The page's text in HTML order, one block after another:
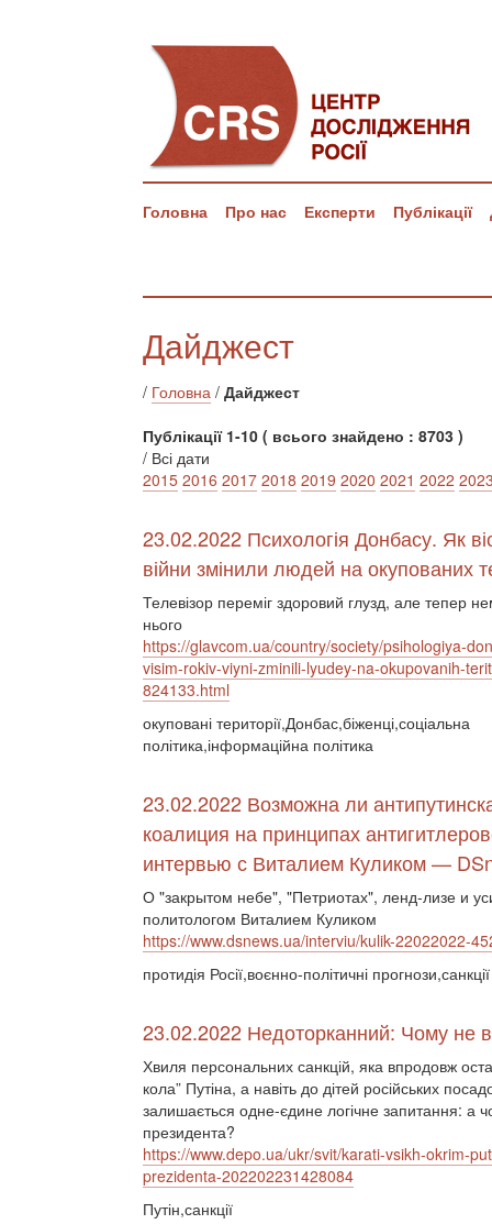
Головна Про нас Експерти Публікації
Дайджест
/ Головна / Дайджест
Публікації 1-10 ( всього знайдено : 8703 )
/ Всі дати
2015 2016 2017 2018 2019 2020 2021 2022
23.02.2022 Психологія Донбасу. Як
війни змінили людей на окупованих
Телевізор переміг здоровий глузд, але тепер
нього
https://glavcom.ua/country/society/psihologiya-
visim-rokiv-viyni-zminili-lyudey-na-okupovanih-
824133.html
окуповані території,Донбас,біженці,соціальна
політика,інформаційна політика
23.02.2022 Возможна ли
коалиция на принципах
интервью с Виталием Куликом —
О "закрытом небе", "Петриотах", ленд-лизе и
политологом Виталием Куликом
https://www.dsnews.ua/interviu/kulik-22022022-
протидія Росії,воєнно-політичні прогнози,санкції
23.02.2022 Недоторканний: Чому не
Хвиля персональних санкцій, яка впродовж
кола” Путіна, а навіть до дітей російських
залишається одне-єдине логічне запитання: а
президента?
https://www.depo.ua/ukr/svit/karati-vsikh-okrim-
prezidenta-202202231428084
Путін,санкції